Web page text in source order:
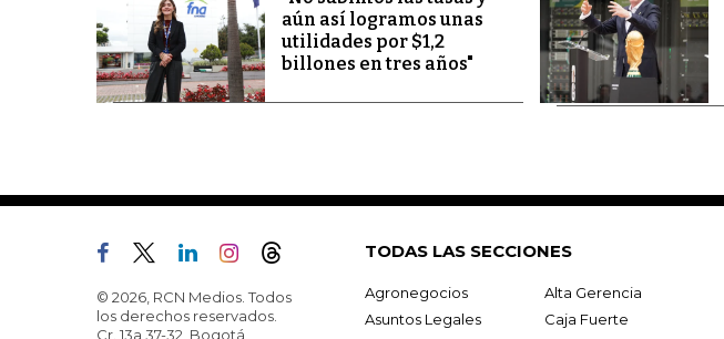
aún así logramos unas
utilidades por $1,2
billones en tres años"
© 2026, RCN Medios. Todos
los derechos reservados.
Cr. 13a 37-32, Bogotá
TODAS LAS SECCIONES
Agronegocios Alta Gerencia
Asuntos Legales
Caja Fuerte